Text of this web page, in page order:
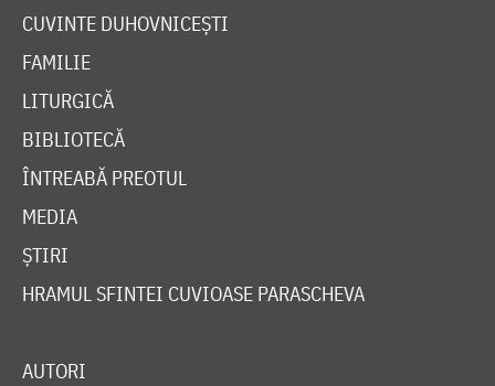
CUVINTE DUHOVNICEȘTI
FAMILIE
LITURGICĂ
BIBLIOTECĂ
ÎNTREABĂ PREOTUL
MEDIA
ȘTIRI
HRAMUL SFINTEI CUVIOASE PARASCHEVA
AUTORI